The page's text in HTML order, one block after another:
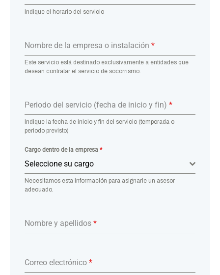
Indique el horario del servicio
Nombre de la empresa o instalación *
Este servicio está destinado exclusivamente a entidades que
desean contratar el servicio de socorrismo.
Periodo del servicio (fecha de inicio y fin) *
Indique la fecha de inicio y fin del servicio (temporada o
periodo previsto)
Cargo dentro de la empresa *
Seleccione su cargo
Necesitamos esta información para asignarle un asesor
adecuado.
Nombre y apellidos *
Correo electrónico *